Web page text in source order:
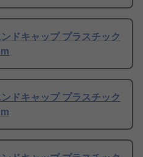
ドキャップ プラスチック
ドキャップ プラスチック